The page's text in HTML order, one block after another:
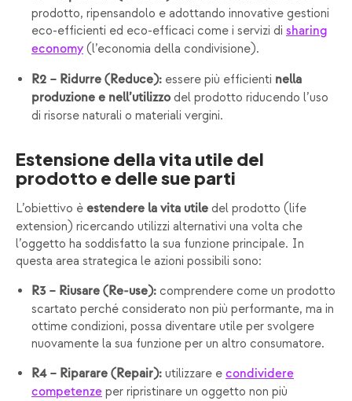
prodotto, ripensandolo e adottando innovative gestioni
eco-efficienti ed eco-efficaci come i servizi di sharing
economy (l’economia della condivisione).
R2 – Ridurre (Reduce): essere più efficienti nella
produzione e nell’utilizzo del prodotto riducendo l’uso
di risorse naturali o materiali vergini.
Estensione della vita utile del
prodotto e delle sue parti
L’obiettivo è estendere la vita utile del prodotto (life
extension) ricercando utilizzi alternativi una volta che
l’oggetto ha soddisfatto la sua funzione principale. In
questa area strategica le azioni possibili sono:
R3 – Riusare (Re-use): comprendere come un prodotto
scartato perché considerato non più performante, ma in
ottime condizioni, possa diventare utile per svolgere
nuovamente la sua funzione per un altro consumatore.
R4 – Riparare (Repair): utilizzare e condividere
competenze per ripristinare un oggetto non più